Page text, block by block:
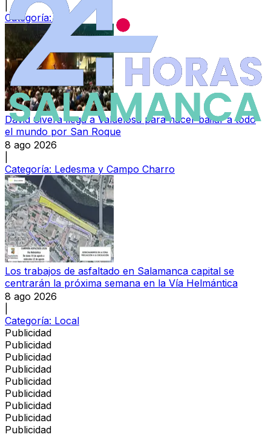
Categoría: Local
David Civera llega a Valdelosa para hacer bailar a todo
el mundo por San Roque
8 ago 2026
Categoría: Ledesma y Campo Charro
Los trabajos de asfaltado en Salamanca capital se
centrarán la próxima semana en la Vía Helmántica
8 ago 2026
Categoría: Local
Publicidad
Publicidad
Publicidad
Publicidad
Publicidad
Publicidad
Publicidad
Publicidad
Publicidad